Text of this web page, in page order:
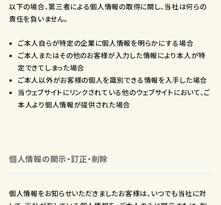
以下の場合、第三者による個人情報の取得に関し、当社は何らの
責任を負いません。
ご本人自らが特定の企業に個人情報を明らかにする場合
ご本人またはその他のお客様が入力した情報により本人が特
定できてしまった場合
ご本人以外がお客様の個人を識別できる情報を入手した場合
当ウェブサイトにリンクされている他のウェブサイトにおいて、ご
本人より個人情報が提供された場合
個人情報の開示・訂正・削除
個人情報をお知らせいただきましたお客様は、いつでも当社に対